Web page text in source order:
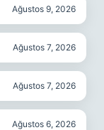
Ağustos 9, 2026
Ağustos 7, 2026
Ağustos 7, 2026
Ağustos 6, 2026